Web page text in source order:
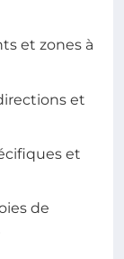
et zones à
et
et
de